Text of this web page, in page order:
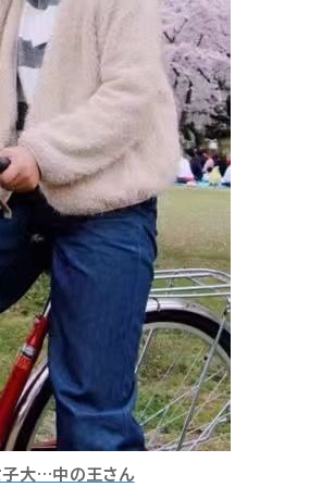
大…中の王さん